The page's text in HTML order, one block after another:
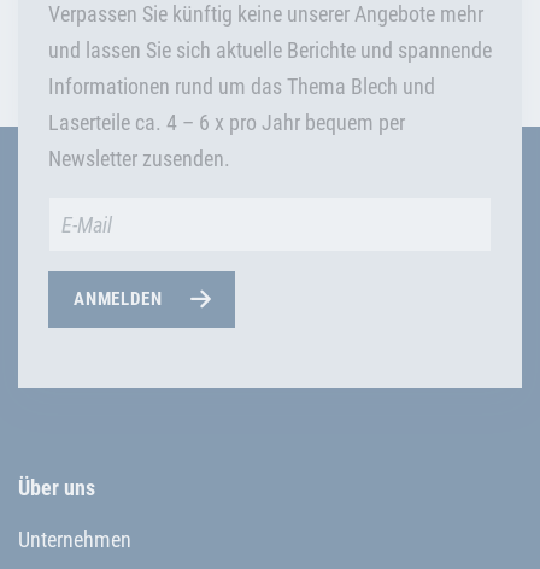
Verpassen Sie künftig keine unserer Angebote mehr
und lassen Sie sich aktuelle Berichte und spannende
Informationen rund um das Thema Blech und
Laserteile ca. 4 – 6 x pro Jahr bequem per
Newsletter zusenden.
ANMELDEN
Über uns
Unternehmen